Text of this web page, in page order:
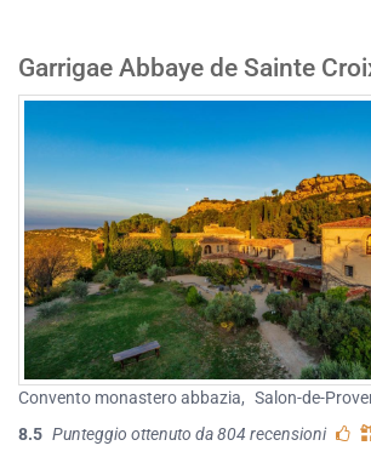
Garrigae Abbaye de Sainte
Convento monastero abbazia, Salon-de-
8.5 Punteggio ottenuto da 804 recensioni